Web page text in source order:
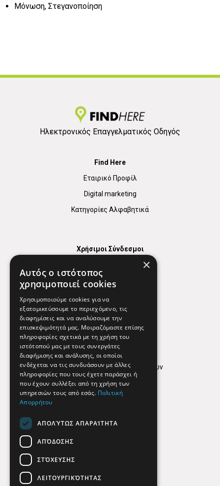
Μόνωση, Στεγανοποίηση
Ηλεκτρονικός Επαγγελματικός Οδηγός
Find Here
Εταιρικό Προφίλ
Digital marketing
Κατηγορίες Αλφαβητικά
Χρήσιμοι Σύνδεσμοι
Χρήσιμα Τηλέφωνα
Εφημερεύοντα Φαρμακεία
Απόρρητο
Όροι Χρήσης
Πολιτική προστασίας δεδομένων
Findhere
Social Media
×
Αυτός ο ιστότοπος
χρησιμοποιεί cookies
Χρησιμοποιούμε cookies για να
εξατομικεύσουμε το περιεχόμενο, τις
διαφημίσεις και να αναλύσουμε την
επισκεψιμότητά μας. Μοιραζόμαστε επίσης
πληροφορίες σχετικά με τη χρήση του
ιστότοπού μας με τους συνεργάτες
διαφήμισης και ανάλυσης, οι οποίοι
ενδέχεται να τις συνδυάσουν με άλλες
πληροφορίες που τους έχετε παράσχει ή
που έχουν συλλέξει από τη χρήση των
υπηρεσιών τους από εσάς. Πολιτική
Απορρήτου
ΑΠΟΛΎΤΩΣ ΑΠΑΡΑΊΤΗΤΑ
ΑΠΌΔΟΣΗΣ
ΣΤΌΧΕΥΣΗΣ
ΛΕΙΤΟΥΡΓΙΚΌΤΗΤΑΣ